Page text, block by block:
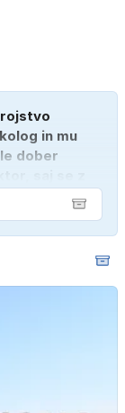
in mu
dober
saj se z